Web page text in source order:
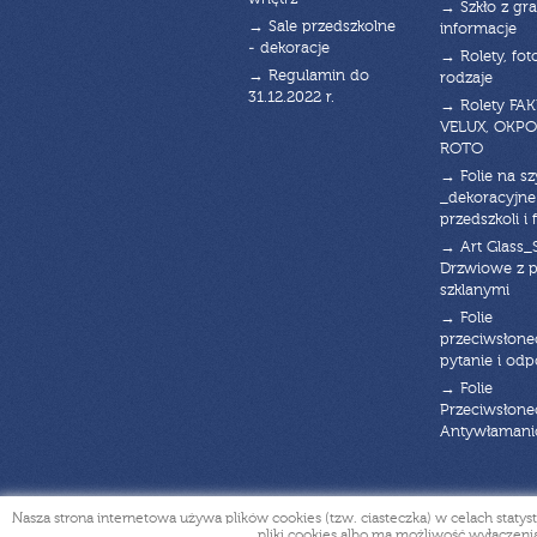
→ Sale przedszkolne
- dekoracje
→ Regulamin do
31.12.2022 r.
→ Szkło z
informacje
→ Rolety,
rodzaje
→ Rolety
VELUX,
ROTO
→ Folie na
przedszkoli i
→ Art
Drzwiowe z
szklanymi
→ Folie
pytanie i
→ Folie
Nasza strona internetowa używa plików cookies (tzw. ciasteczka) w celach